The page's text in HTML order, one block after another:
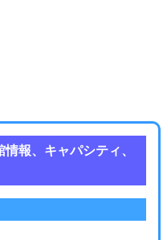
報、キャパシティ、